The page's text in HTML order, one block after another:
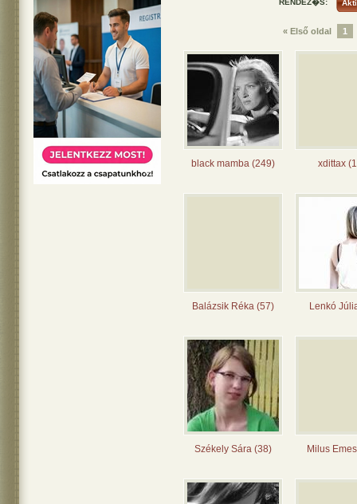
RENDEZ�S:
« Első oldal 1
black mamba (249) xdittax
Balázsik Réka (57) Lenkó
Székely Sára (38) Milus